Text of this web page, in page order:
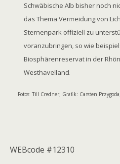
Schwäbische Alb bisher noch
das Thema Vermeidung von
Sternenpark offiziell zu
voranzubringen, so wie
Biosphärenreservat in der
Westhavelland.
Fotos: Till Credner; Grafik: Carsten Przygoda;
WEBcode #12310